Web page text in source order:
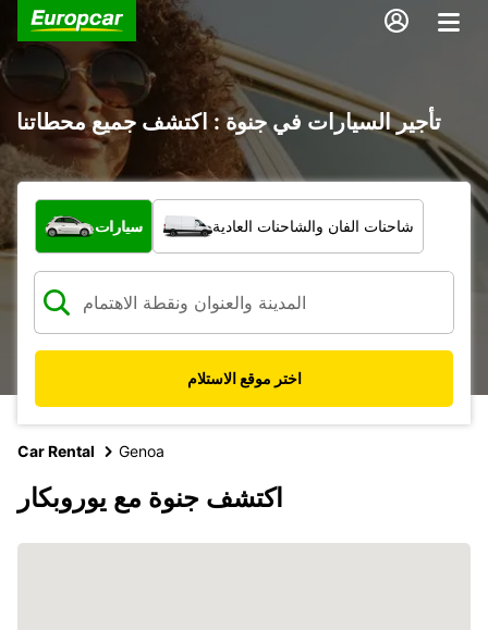
تأجير السيارات في جنوة : اكتشف جميع محطاتنا
ما نوع المركبة؟
سيارات شاحنات الفان والشاحنات العادية
اختر موقع الاستلام
Car Rental Genoa
اكتشف جنوة مع يوروبكار